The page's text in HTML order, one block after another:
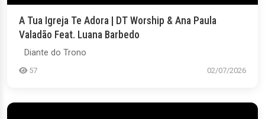
A Tua Igreja Te Adora | DT Worship & Ana Paula
Valadão Feat. Luana Barbedo
Diante do Trono
57 02/07/2026